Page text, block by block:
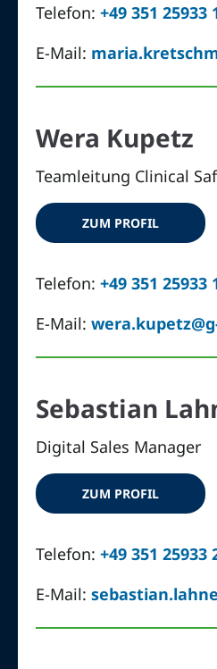
Telefon:+49 351 25933
E-Mail:
Wera Kupetz
Teamleitung Clinical
ZUM PROFIL
Telefon:+49 351 25933
E-Mail:
Sebastian
Digital Sales Manager
ZUM PROFIL
Telefon:+49 351 25933
E-Mail: